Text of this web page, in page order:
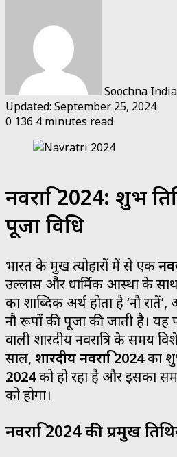
Soochna India
Updated: September 25, 2024
0 136 4 minutes read
नवरात्रि 2024: शुभ
पूजा विधि
भारत के प्रमुख त्योहारों में से एक
उल्लास और धार्मिक आस्था के साथ
का शाब्दिक अर्थ होता है ‘नौ
नौ रूपों की पूजा की जाती है।
वाली शारदीय नवरात्रि के समय
साल, शारदीय नवरात्रि 2024का
2024को हो रहा है और इसका
को होगा।
नवरात्रि 2024 की प्रमुख